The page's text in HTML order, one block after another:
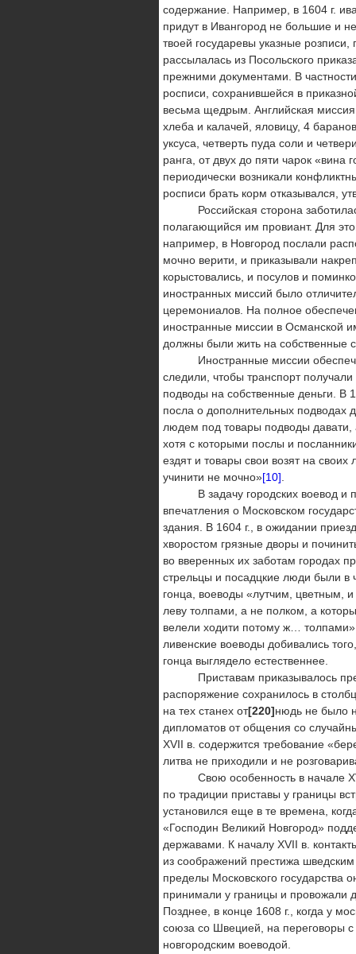
содержание. Например, в 1604 г.
придут в Ивангород не большие и
твоей государевы указные
рассылалась из Посольского
прежними документами. В
росписи, сохранившейся в
весьма щедрым. Английская
хлеба и калачей, яловицу, 4
уксуса, четверть пуда соли и
ранга, от двух до пяти чарок «вина
периодически возникали
росписи брать корм отказывался,
Российская сторона
полагающийся им провиант. Для
например, в Новгород послали
мочно верити, и приказывали
корыстовались, и посулов и
иностранных миссий было
церемониалов. На полное
иностранные миссии в Османской
должны были жить на собственные
Иностранные миссии
следили, чтобы транспорт
подводы на собственные деньги. В
посла о дополнительных подводах
людем под товары подводы
хотя с которыми послы и
ездят и товары свои возят на
учинити не мочно»[10]
В задачу городских воевод и
впечатления о Московском
здания. В 1604 г., в ожидании
хворостом грязные дворы и
во вверенных их заботам городах
стрельцы и посадцкие люди были в
гонца, воеводы «лутчим, цветным,
леву толпами, а не полком, а
велели ходити потому ж… толпами»
ливенские воеводы добивались
гонца выглядело естественнее.
Приставам приказывалось
распоряжение сохранилось в
на тех станех от[220]нюдь не было
дипломатов от общения со
XVII в. содержится требование
литва не приходили и не
Свою особенность в начале XVII
по традиции приставы у границы
установился еще в те времена,
«Господин Великий Новгород»
державами. К началу XVII в.
из соображений престижа
пределы Московского государства
принимали у границы и провожали
Позднее, в конце 1608 г., когда у
союза со Швецией, на переговоры
новгородским воеводой.